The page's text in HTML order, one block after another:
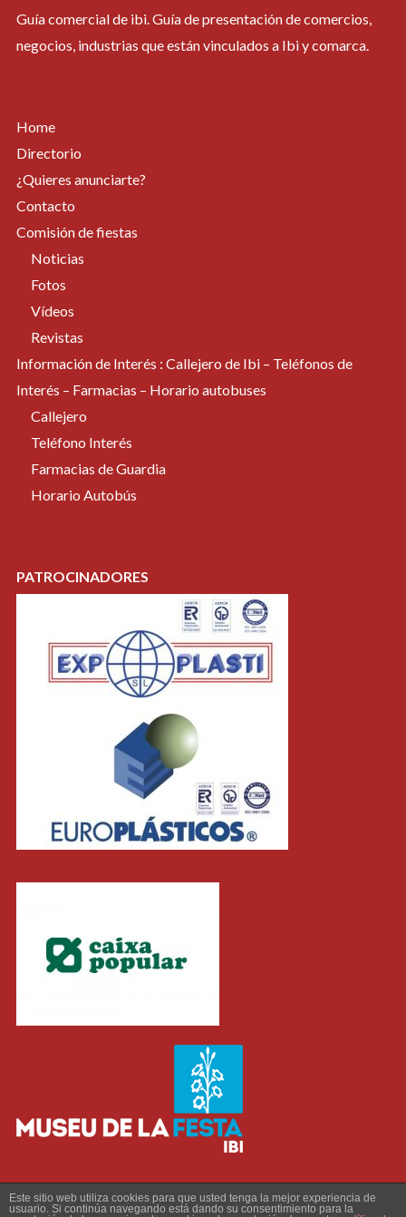
Guía comercial de ibi. Guía de presentación de comercios,
negocios, industrias que están vinculados a Ibi y comarca.
Home
Directorio
¿Quieres anunciarte?
Contacto
Comisión de fiestas
Noticias
Fotos
Vídeos
Revistas
Información de Interés : Callejero de Ibi – Teléfonos de
Interés – Farmacias – Horario autobuses
Callejero
Teléfono Interés
Farmacias de Guardia
Horario Autobús
PATROCINADORES
Este sitio web utiliza cookies para que usted tenga la mejor experiencia de
usuario. Si continúa navegando está dando su consentimiento para la